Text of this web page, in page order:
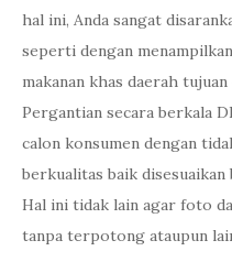
hal ini, Anda sangat
seperti dengan
makanan khas daerah tujuan
Pergantian secara berkala
calon konsumen dengan
berkualitas baik
Hal ini tidak lain agar foto
tanpa terpotong ataupun